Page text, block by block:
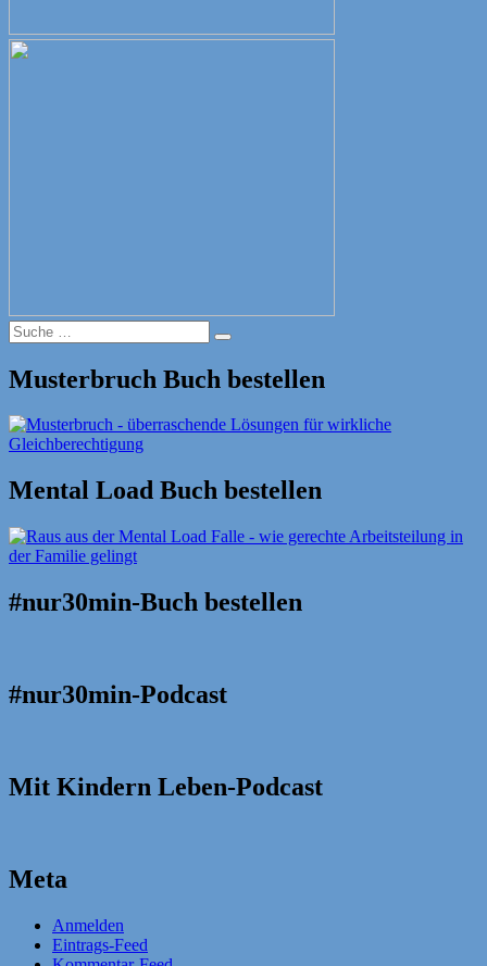
Suche
nach:
Suche
Musterbruch Buch bestellen
Mental Load Buch bestellen
#nur30min-Buch bestellen
#nur30min-Podcast
Mit Kindern Leben-Podcast
Meta
Anmelden
Eintrags-Feed